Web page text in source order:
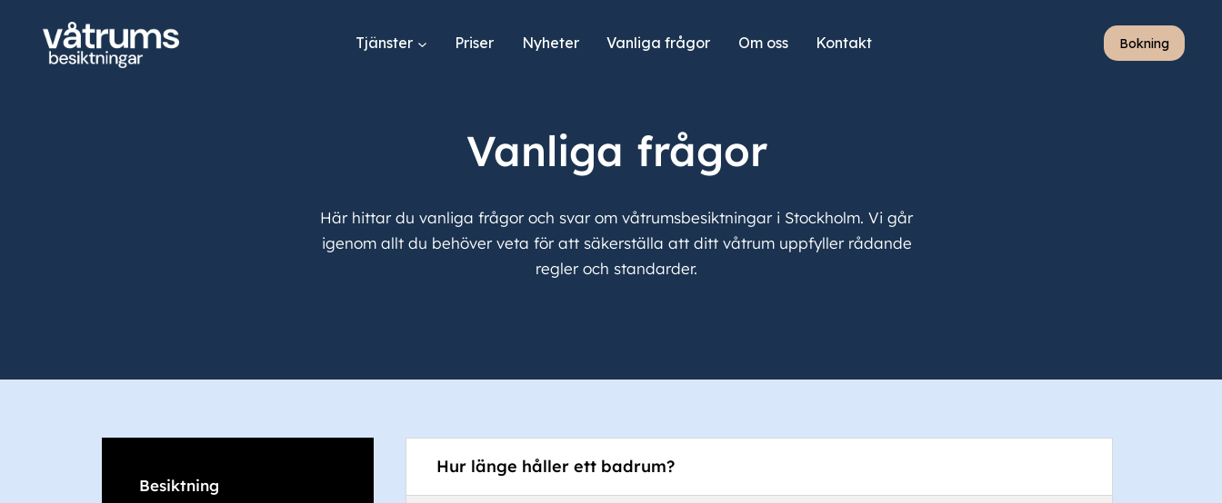
Tjänster Priser Nyheter Vanliga frågor Om oss Kontakt Bokning
Vanliga frågor
Här hittar du vanliga frågor och svar om våtrumsbesiktningar i Stockholm. Vi går
igenom allt du behöver veta för att säkerställa att ditt våtrum uppfyller rådande
regler och standarder.
Besiktning
Hur länge håller ett badrum?